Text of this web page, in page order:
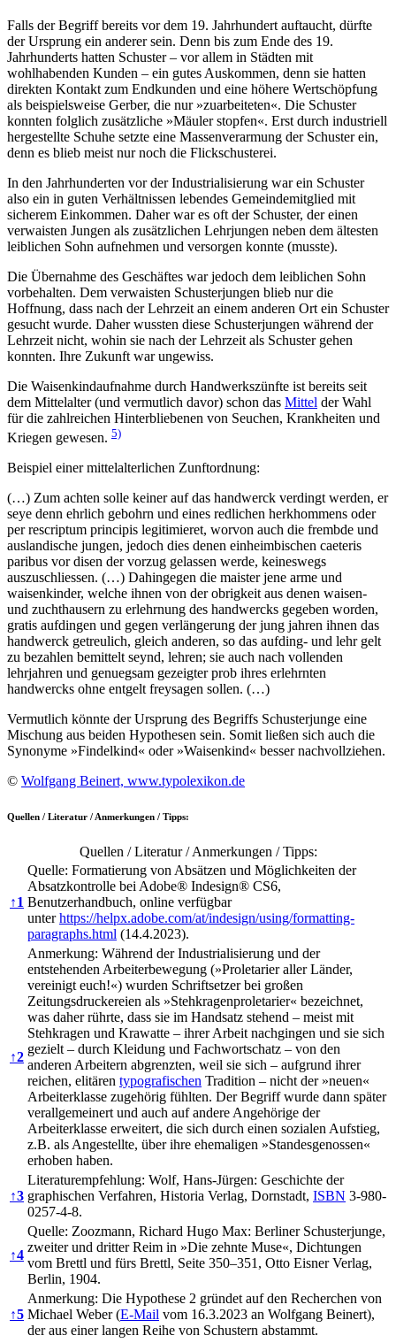
Falls der Begriff bereits vor dem 19. Jahrhundert auftaucht, dürfte
der Ursprung ein anderer sein. Denn bis zum Ende des 19.
Jahrhunderts hatten Schuster – vor allem in Städten mit
wohlhabenden Kunden – ein gutes Auskommen, denn sie hatten
direkten Kontakt zum Endkunden und eine höhere Wertschöpfung
als beispielsweise Gerber, die nur »zuarbeiteten«. Die Schuster
konnten folglich zusätzliche »Mäuler stopfen«. Erst durch industriell
hergestellte Schuhe setzte eine Massenverarmung der Schuster ein,
denn es blieb meist nur noch die Flickschusterei.
In den Jahrhunderten vor der Industrialisierung war ein Schuster
also ein in guten Verhältnissen lebendes Gemeindemitglied mit
sicherem Einkommen. Daher war es oft der Schuster, der einen
verwaisten Jungen als zusätzlichen Lehrjungen neben dem ältesten
leiblichen Sohn aufnehmen und versorgen konnte (musste).
Die Übernahme des Geschäftes war jedoch dem leiblichen Sohn
vorbehalten. Dem verwaisten Schusterjungen blieb nur die
Hoffnung, dass nach der Lehrzeit an einem anderen Ort ein Schuster
gesucht wurde. Daher wussten diese Schusterjungen während der
Lehrzeit nicht, wohin sie nach der Lehrzeit als Schuster gehen
konnten. Ihre Zukunft war ungewiss.
Die Waisenkindaufnahme durch Handwerkszünfte ist bereits seit
dem Mittelalter (und vermutlich davor) schon das Mittel der Wahl
für die zahlreichen Hinterbliebenen von Seuchen, Krankheiten und
Kriegen gewesen. 5)
Beispiel einer mittelalterlichen Zunftordnung:
(…) Zum achten solle keiner auf das handwerck verdingt werden, er
seye denn ehrlich gebohrn und eines redlichen herkhommens oder
per rescriptum principis legitimieret, worvon auch die frembde und
auslandische jungen, jedoch dies denen einheimbischen caeteris
paribus vor disen der vorzug gelassen werde, keineswegs
auszuschliessen. (…) Dahingegen die maister jene arme und
waisenkinder, welche ihnen von der obrigkeit aus denen waisen-
und zuchthausern zu erlehrnung des handwercks gegeben worden,
gratis aufdingen und gegen verlängerung der jung jahren ihnen das
handwerck getreulich, gleich anderen, so das aufding- und lehr gelt
zu bezahlen bemittelt seynd, lehren; sie auch nach vollenden
lehrjahren und genuegsam gezeigter prob ihres erlehrnten
handwercks ohne entgelt freysagen sollen. (…)
Vermutlich könnte der Ursprung des Begriffs Schusterjunge eine
Mischung aus beiden Hypothesen sein. Somit ließen sich auch die
Synonyme »Findelkind« oder »Waisenkind« besser nachvollziehen.
© Wolfgang Beinert, www.typolexikon.de
Quellen / Literatur / Anmerkungen / Tipps:
Quellen / Literatur / Anmerkungen / Tipps:
↑1
Quelle: Formatierung von Absätzen und Möglichkeiten der
Absatzkontrolle bei Adobe® Indesign® CS6,
Benutzerhandbuch, online verfügbar
unterhttps://helpx.adobe.com/at/indesign/using/formatting-
paragraphs.html (14.4.2023).
↑2
Anmerkung: Während der Industrialisierung und der
entstehenden Arbeiterbewegung (»Proletarier aller Länder,
vereinigt euch!«) wurden Schriftsetzer bei großen
Zeitungsdruckereien als »Stehkragenproletarier« bezeichnet,
was daher rührte, dass sie im Handsatz stehend – meist mit
Stehkragen und Krawatte – ihrer Arbeit nachgingen und sie sich
gezielt – durch Kleidung und Fachwortschatz – von den
anderen Arbeitern abgrenzten, weil sie sich – aufgrund ihrer
reichen, elitären typografischen Tradition – nicht der »neuen«
Arbeiterklasse zugehörig fühlten. Der Begriff wurde dann später
verallgemeinert und auch auf andere Angehörige der
Arbeiterklasse erweitert, die sich durch einen sozialen Aufstieg,
z.B. als Angestellte, über ihre ehemaligen »Standesgenossen«
erhoben haben.
↑3
Literaturempfehlung: Wolf, Hans-Jürgen: Geschichte der
graphischen Verfahren, Historia Verlag, Dornstadt, ISBN 3-980-
0257-4-8.
↑4
Quelle: Zoozmann, Richard Hugo Max: Berliner Schusterjunge,
zweiter und dritter Reim in »Die zehnte Muse«, Dichtungen
vom Brettl und fürs Brettl, Seite 350–351, Otto Eisner Verlag,
Berlin, 1904.
↑5
Anmerkung: Die Hypothese 2 gründet auf den Recherchen von
Michael Weber (E-Mail vom 16.3.2023 an Wolfgang Beinert),
der aus einer langen Reihe von Schustern abstammt.